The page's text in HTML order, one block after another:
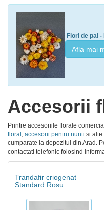
Flori de pai
Afla mai
Accesorii
Printre accesoriile florale
floral , accesorii pentru nunti si alte
cumparate la depozitul din Arad.
contactati telefonic folosind
Trandafir criogenat
Standard Rosu